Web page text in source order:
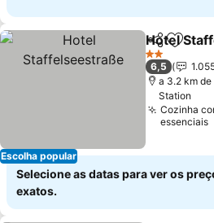
Escolha popular
Partilhar
Hotel
2 Estrelas
6,5
a 3.2 km
Station
Cozinha
essenciais
Selecione as datas para ver os
exatos.